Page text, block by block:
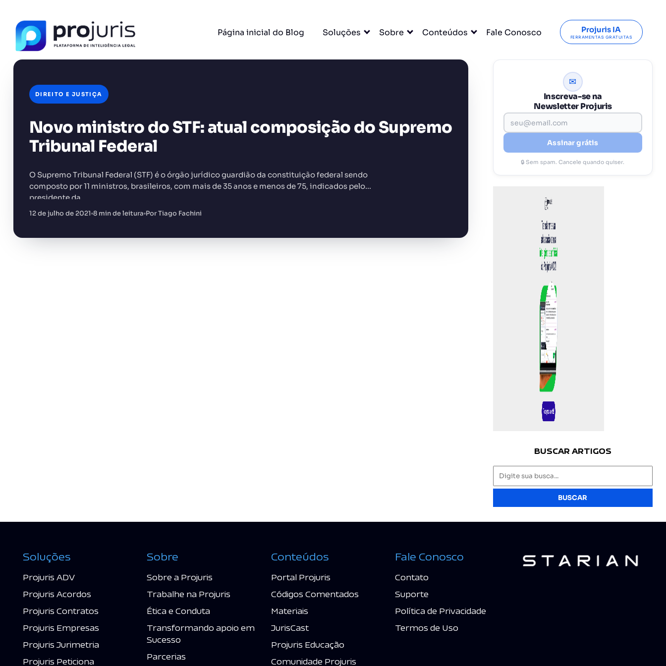
Página inicial do Blog Soluções Sobre Conteúdos Fale Conosco Projuris IA
FERRAMENTAS GRATUITAS
DIREITO E JUSTIÇA
Novo ministro do STF: atual composição do Supremo
Tribunal Federal
O Supremo Tribunal Federal (STF) é o órgão jurídico guardião da constituição federal sendo
composto por 11 ministros, brasileiros, com mais de 35 anos e menos de 75, indicados pelo
presidente da…
12 de julho de 2021 8 min de leitura Por Tiago Fachini
✉
Inscreva-se na
Newsletter Projuris
Assinar grátis
🔒 Sem spam. Cancele quando quiser.
BUSCAR ARTIGOS
BUSCAR
Soluções
Projuris ADV
Projuris Acordos
Projuris Contratos
Projuris Empresas
Projuris Jurimetria
Projuris Peticiona
Sobre
Sobre a Projuris
Trabalhe na Projuris
Ética e Conduta
Transformando apoio em
Sucesso
Parcerias
Conteúdos
Portal Projuris
Códigos Comentados
Materiais
JurisCast
Projuris Educação
Comunidade Projuris
Fale Conosco
Contato
Suporte
Política de Privacidade
Termos de Uso
FERRAMENTA RECOMENDADA PARA ESTE CONTEÚDO
Gerador de Petição